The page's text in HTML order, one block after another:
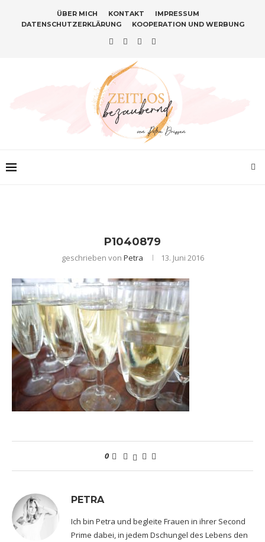
ÜBER MICH KONTAKT
IMPRESSUM
DATENSCHUTZERKLÄRUNG
KOOPERATION UND WERBUNG
P1040879
geschrieben von Petra 13. Juni 2016
0
PETRA
Ich bin Petra und begleite Frauen in ihrer Second
Prime dabei, in jedem Dschungel des Lebens den